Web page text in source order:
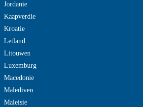
Jordanie
Kaapverdie
Kroatie
Letland
Litouwen
Luxemburg
Macedonie
Malediven
Maleisie